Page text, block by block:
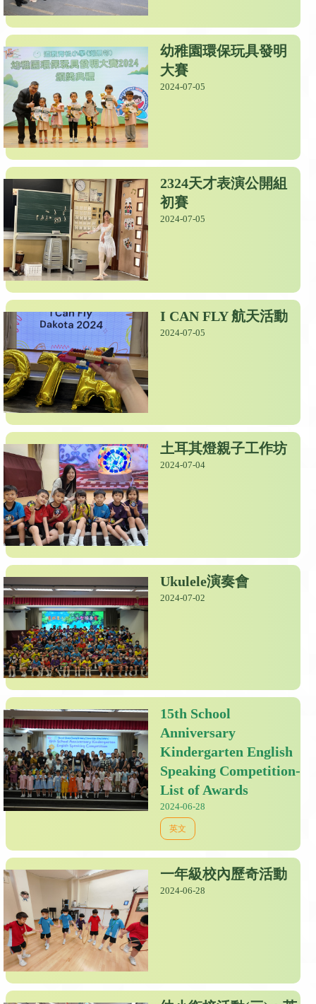
幼稚園環保玩具發明
大賽
2024-07-05
2324天才表演公開組
初賽
2024-07-05
I CAN FLY 航天活動
2024-07-05
土耳其燈親子工作坊
2024-07-04
Ukulele演奏會
2024-07-02
15th School
Anniversary
Kindergarten English
Speaking Competition-
List of Awards
2024-06-28
英文
一年級校內歷奇活動
2024-06-28